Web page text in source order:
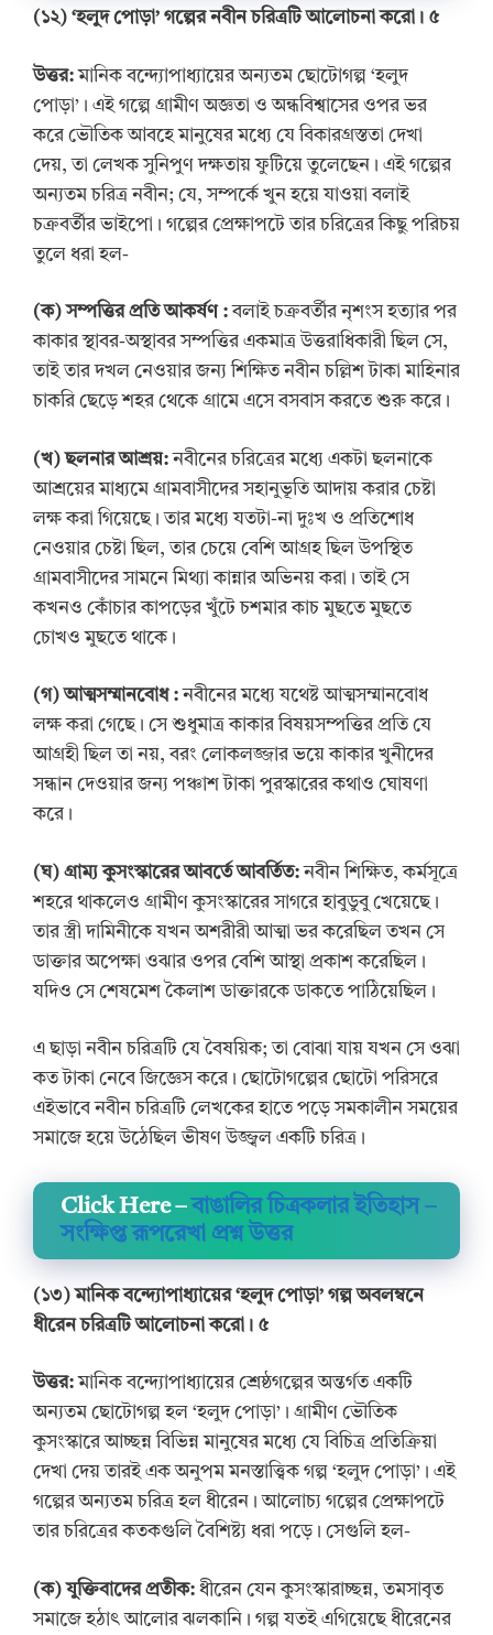
(১২) ‘হলুদ পোড়া’ গল্পের নবীন চরিত্রটি আলোচনা করো। ৫
উত্তর:মানিক বন্দ্যোপাধ্যায়ের অন্যতম ছোটোগল্প ‘হলুদ
পোড়া’। এই গল্পে গ্রামীণ অজ্ঞতা ও অন্ধবিশ্বাসের ওপর ভর
করে ভৌতিক আবহে মানুষের মধ্যে যে বিকারগ্রস্ততা দেখা
দেয়, তা লেখক সুনিপুণ দক্ষতায় ফুটিয়ে তুলেছেন। এই গল্পের
অন্যতম চরিত্র নবীন; যে, সম্পর্কে খুন হয়ে যাওয়া বলাই
চক্রবর্তীর ভাইপো। গল্পের প্রেক্ষাপটে তার চরিত্রের কিছু পরিচয়
তুলে ধরা হল-
(ক) সম্পত্তির প্রতি আকর্ষণ :বলাই চক্রবর্তীর নৃশংস হত্যার পর
কাকার স্থাবর-অস্থাবর সম্পত্তির একমাত্র উত্তরাধিকারী ছিল সে,
তাই তার দখল নেওয়ার জন্য শিক্ষিত নবীন চল্লিশ টাকা মাহিনার
চাকরি ছেড়ে শহর থেকে গ্রামে এসে বসবাস করতে শুরু করে।
(খ) ছলনার আশ্রয়:নবীনের চরিত্রের মধ্যে একটা ছলনাকে
আশ্রয়ের মাধ্যমে গ্রামবাসীদের সহানুভূতি আদায় করার চেষ্টা
লক্ষ করা গিয়েছে। তার মধ্যে যতটা-না দুঃখ ও প্রতিশোধ
নেওয়ার চেষ্টা ছিল, তার চেয়ে বেশি আগ্রহ ছিল উপস্থিত
গ্রামবাসীদের সামনে মিথ্যা কান্নার অভিনয় করা। তাই সে
কখনও কোঁচার কাপড়ের খুঁটে চশমার কাচ মুছতে মুছতে
চোখও মুছতে থাকে।
(গ) আত্মসম্মানবোধ :নবীনের মধ্যে যথেষ্ট আত্মসম্মানবোধ
লক্ষ করা গেছে। সে শুধুমাত্র কাকার বিষয়সম্পত্তির প্রতি যে
আগ্রহী ছিল তা নয়, বরং লোকলজ্জার ভয়ে কাকার খুনীদের
সন্ধান দেওয়ার জন্য পঞ্চাশ টাকা পুরস্কারের কথাও ঘোষণা
করে।
(ঘ) গ্রাম্য কুসংস্কারের আবর্তে আবর্তিত:নবীন শিক্ষিত, কর্মসূত্রে
শহরে থাকলেও গ্রামীণ কুসংস্কারের সাগরে হাবুডুবু খেয়েছে।
তার স্ত্রী দামিনীকে যখন অশরীরী আত্মা ভর করেছিল তখন সে
ডাক্তার অপেক্ষা ওঝার ওপর বেশি আস্থা প্রকাশ করেছিল।
যদিও সে শেষমেশ কৈলাশ ডাক্তারকে ডাকতে পাঠিয়েছিল।
এ ছাড়া নবীন চরিত্রটি যে বৈষয়িক; তা বোঝা যায় যখন সে ওঝা
কত টাকা নেবে জিজ্ঞেস করে। ছোটোগল্পের ছোটো পরিসরে
এইভাবে নবীন চরিত্রটি লেখকের হাতে পড়ে সমকালীন সময়ের
সমাজে হয়ে উঠেছিল ভীষণ উজ্জ্বল একটি চরিত্র।
Click Here –বাঙালির চিত্রকলার ইতিহাস –
সংক্ষিপ্ত রূপরেখা প্রশ্ন উত্তর
(১৩) মানিক বন্দ্যোপাধ্যায়ের ‘হলুদ পোড়া’ গল্প অবলম্বনে
ধীরেন চরিত্রটি আলোচনা করো। ৫
উত্তর:মানিক বন্দ্যোপাধ্যায়ের শ্রেষ্ঠগল্পের অন্তর্গত একটি
অন্যতম ছোটোগল্প হল ‘হলুদ পোড়া’। গ্রামীণ ভৌতিক
কুসংস্কারে আচ্ছন্ন বিভিন্ন মানুষের মধ্যে যে বিচিত্র প্রতিক্রিয়া
দেখা দেয় তারই এক অনুপম মনস্তাত্ত্বিক গল্প ‘হলুদ পোড়া’। এই
গল্পের অন্যতম চরিত্র হল ধীরেন। আলোচ্য গল্পের প্রেক্ষাপটে
তার চরিত্রের কতকগুলি বৈশিষ্ট্য ধরা পড়ে। সেগুলি হল-
(ক) যুক্তিবাদের প্রতীক: ধীরেন যেন কুসংস্কারাচ্ছন্ন, তমসাবৃত
সমাজে হঠাৎ আলোর ঝলকানি। গল্প যতই এগিয়েছে ধীরেনের